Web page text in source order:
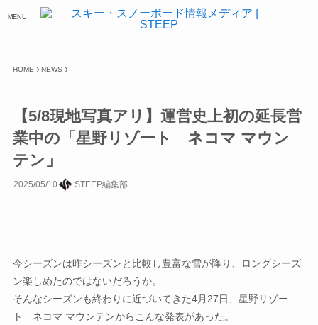
MENU
HOME NEWS
【5/8現地写真アリ】運営史上初の延長営
業中の「星野リゾート ネコマ マウン
テン」
2025/05/10 STEEP編集部
今シーズンは昨シーズンと比較し豊富な雪が降り、ロングシーズ
ン楽しめたのではないだろうか。
そんなシーズンも終わりに近づいてきた4月27日、星野リゾー
ト ネコマ マウンテンからこんな発表があった。